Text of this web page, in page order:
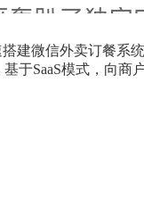
建微信外卖订餐系
于SaaS模式，向商